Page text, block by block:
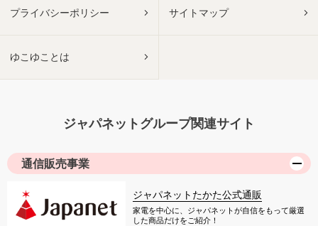
プライバシーポリシー サイトマップ
ゆこゆことは
ジャパネットグループ関連サイト
通信販売事業
ジャパネットたかた公式通販
家電を中心に、ジャパネットが自信をもって厳選
した商品だけをご紹介！